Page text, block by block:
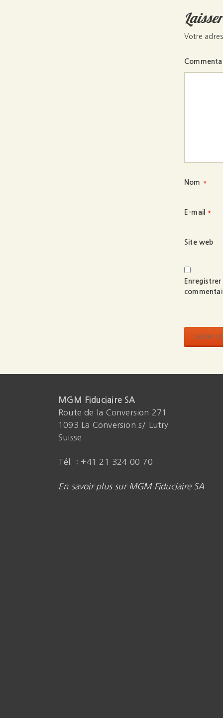
Votre
Nom *
E-mail *
Site web
MGM Fiduciaire SA
Route de la Conversion 271
1093 La Conversion s/ Lutry
Suisse
Tél. : +41 21 324 00 70
En savoir plus sur MGM Fiduciaire SA